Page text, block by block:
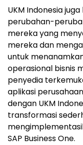
UKM Indonesia
perubahan-
mereka yang
mereka dan
untuk
operasional bisnis
penyedia
aplikasi
dengan UKM
transformasi
SAP Business One.